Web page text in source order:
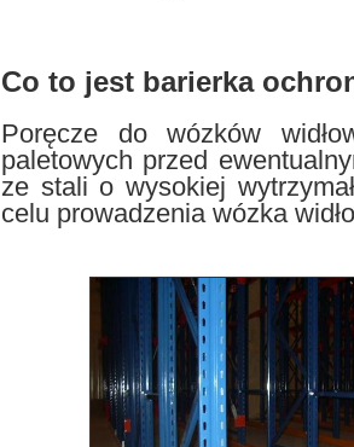
Co to jest barierka
Poręcze do wózków
paletowych przed
ze stali o wysokiej
celu prowadzenia wózka